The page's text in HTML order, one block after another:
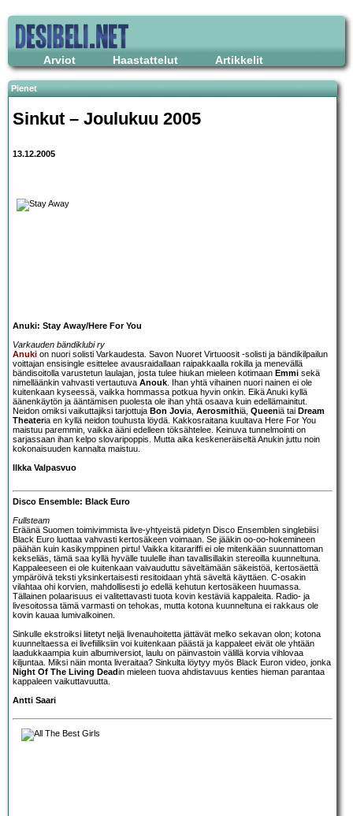
Arviot Haastattelut Artikkelit
Pienet
Sinkut – Joulukuu 2005
13.12.2005
Anuki: Stay Away/Here For You
Varkauden bändiklubi ry
Anuki on nuori solisti Varkaudesta. Savon Nuoret Virtuoosit -solisti ja bändikilpailun
voittajan ensisingle esittelee avausraidallaan raipakkaalla rokilla ja menevällä
bändisoitolla varustetun laulajan, josta tulee hiukan mieleen kotimaan Emmi sekä
nimelläänkin vahvasti vertautuva Anouk. Ihan yhtä vihainen nuori nainen ei ole
kuitenkaan kyseessä, vaikka hommassa potkua hyvin onkin. Eikä Anuki kyllä
äänenkäytön ja ääntämisen puolesta ole ihan yhtä osaava kuin edellämainitut.
Neidon omiksi vaikuttajiksi tarjottuja Bon Jovia, Aerosmithiä, Queeniä tai Dream
Theateria en kyllä neidon touhusta löydä. Kakkosraitana kuultava Here For You
maistuu paremmin, vaikka ääni edelleen töksähtelee. Keinuva tunnelmointi on
sarjassaan ihan kelpo slovaripoppis. Mutta aika keskeneräiseltä Anukin juttu noin
kokonaisuuden kannalta maistuu.
Ilkka Valpasvuo
Disco Ensemble: Black Euro
Fullsteam
Eräänä Suomen toimivimmista live-yhtyeistä pidetyn Disco Ensemblen singlebiisi
Black Euro luottaa vahvasti kertosäkeen voimaan. Se jääkin oo-oo-hokemineen
päähän kuin kasikymppinen pirtu! Vaikka kitarariffi ei ole mitenkään suunnattoman
kekseliäs, tämä saa kyllä hyvälle tuulelle ihan tavallisillakin stereoilla kuunneltuna.
Kappaleeseen ei ole kuitenkaan vaivauduttu säveltämään säkeistöä, kertosäettä
ympäröivä teksti yksinkertaisesti resitoidaan yhtä säveltä käyttäen. C-osakin
vilahtaa ohi korvien, mahdollisesti jo edellä kehutun kertosäkeen huumassa.
Tällainen polaarisuus ei valitettavasti tuota kovin kestäviä kappaleita. Radio- ja
livesoitossa tämä varmasti on tehokas, mutta kotona kuunneltuna ei rakkaus ole
kovin kauaa lumivalkoinen.
Sinkulle ekstroiksi liitetyt neljä livenauhoitetta jättävät melko sekavan olon; kotona
kuunneltaessa ei livefiiliksiin voi kuitenkaan päästä ja kappaleet eivät ole yhtään
laadukkaampia kuin albumiversiot, laulu on päinvastoin välillä korvia vihlovaa
kiljuntaa. Miksi näin monta liveraitaa? Sinkulta löytyy myös Black Euron video, jonka
Night Of The Living Deadin mieleen tuova ahdistavuus kenties hieman parantaa
kappaleen vaikuttavuutta.
Antti Saari